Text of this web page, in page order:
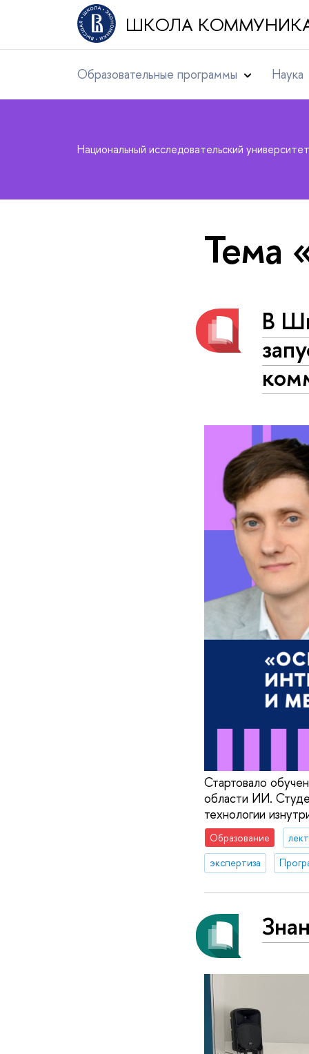
ШКОЛА
Образовательные программы Наука
Национальный исследовательский
Тема
В
Стартовало
области ИИ.
технологии
Образование
экспертиза